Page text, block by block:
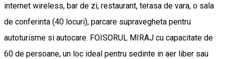
internet wireless, bar de zi, restaurant, terasa de vara, o sala
de conferinta (40 locuri), parcare supravegheta pentru
autoturisme si autocare. FOISORUL MIRAJ cu capacitate de
60 de persoane, un loc ideal pentru sedinte in aer liber sau